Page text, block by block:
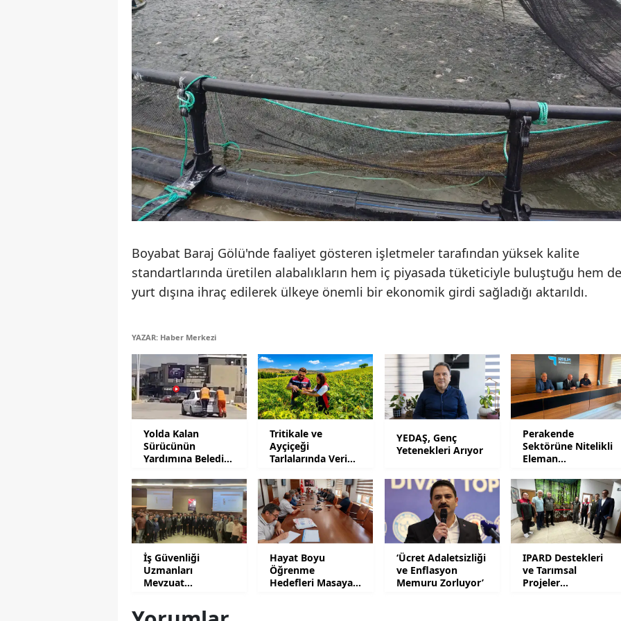
Yozgat
Zonguldak
Aksaray
Bayburt
Karaman
Kırıkkale
Batman
Şırnak
Bartın
Ardahan
Karabük
Kilis
Osmaniye
Düzce
Boyabat Baraj Gölü'nde faaliyet gösteren işletmeler tarafından yüksek kalite
standartlarında üretilen alabalıkların hem iç piyasada tüketiciyle buluştuğu hem de
yurt dışına ihraç edilerek ülkeye önemli bir ekonomik girdi sağladığı aktarıldı.
YAZAR: Haber Merkezi
Yolda Kalan
Sürücünün
Yardımına Belediye
Tritikale ve
Ayçiçeği
Tarlalarında Verim
YEDAŞ, Genç
Yetenekleri Arıyor
Perakende
Sektörüne Nitelikli
Eleman
İş Güvenliği
Uzmanları
Mevzuat
Hayat Boyu
Öğrenme
Hedefleri Masaya
‘Ücret Adaletsizliği
ve Enflasyon
Memuru Zorluyor’
IPARD Destekleri
ve Tarımsal
Projeler